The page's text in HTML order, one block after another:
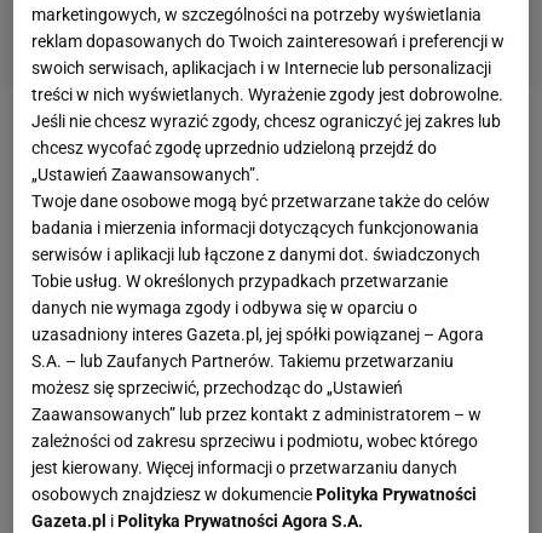
W Jasnej już w piątek zaczną się imprezy związane
z wielkim dniem dla słowackiego narciarstwa
alpejskiego. Puchar Świata będzie tam po raz
czwarty, ale ostatni był 32 lata temu. I tu można
zacząć porównania i analogie z Polską.
W powojennej Polsce Puchar Świata był tylko raz - w
1974 r. w Zakopanem. Na zawody z
najważniejszego narciarskiego cyklu Polacy czekają
już o 10 lat dłużej. I zapewne jeszcze wiele lat
poczekają.
marketingowych, w szczególności na potrzeby wyświetlania
reklam dopasowanych do Twoich zainteresowań i preferencji w
swoich serwisach, aplikacjach i w Internecie lub personalizacji
treści w nich wyświetlanych. Wyrażenie zgody jest dobrowolne.
Jeśli nie chcesz wyrazić zgody, chcesz ograniczyć jej zakres lub
chcesz wycofać zgodę uprzednio udzieloną przejdź do
„Ustawień Zaawansowanych”.
Twoje dane osobowe mogą być przetwarzane także do celów
badania i mierzenia informacji dotyczących funkcjonowania
serwisów i aplikacji lub łączone z danymi dot. świadczonych
Tobie usług. W określonych przypadkach przetwarzanie
danych nie wymaga zgody i odbywa się w oparciu o
uzasadniony interes Gazeta.pl, jej spółki powiązanej – Agora
S.A. – lub Zaufanych Partnerów. Takiemu przetwarzaniu
możesz się sprzeciwić, przechodząc do „Ustawień
Zaawansowanych” lub przez kontakt z administratorem – w
zależności od zakresu sprzeciwu i podmiotu, wobec którego
jest kierowany. Więcej informacji o przetwarzaniu danych
osobowych znajdziesz w dokumenciePolityka Prywatności
Gazeta.pl iPolityka Prywatności Agora S.A.